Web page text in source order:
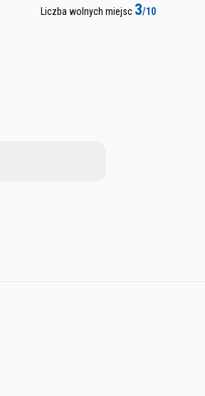
Liczba wolnych miejsc 3/10